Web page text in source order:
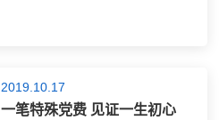
2019.10.17
一笔特殊党费 见证一生初心